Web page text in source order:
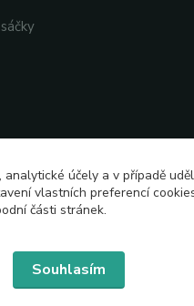
účely a v případě
vlastních preferencí
části stránek.
Souhlasím